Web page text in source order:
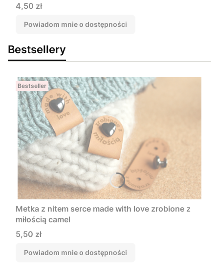
Cena
4,50 zł
Powiadom mnie o dostępności
Bestsellery
Bestseller
Metka z nitem serce made with love zrobione z
miłością camel
Cena
5,50 zł
Powiadom mnie o dostępności